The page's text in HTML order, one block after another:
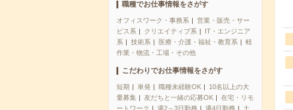
職種でお仕事情報をさがす
オフィスワーク・事務系
営業・販売・サー
ビス系
クリエイティブ系
IT・エンジニア
系
技術系 医療・介護・福祉・教育系
軽
作業・物流・工場・その他
こだわりでお仕事情報をさがす
短期 単発 職種未経験OK
10名以上の大
量募集
友だちと一緒の応募OK
在宅・リモ
ートワーク
週2～3日勤務 週4日勤務
土